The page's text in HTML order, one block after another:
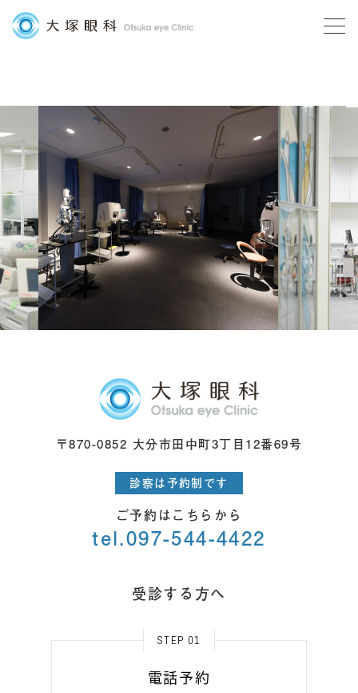
〒870-0852 大分市田中町3丁目12番69号
診察は予約制です
ご予約はこちらから
tel.097-544-4422
受診する方へ
STEP 01
電話予約